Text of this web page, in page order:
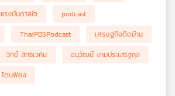
แรงบันดาลใจ
podcast
ThaiPBSPodcast
เศรษฐกิจติดบ้าน
วิทย์ สิทธิเวคิน
อนุวัฒน์ งามประเสริฐกุล
โดนฟ้อง